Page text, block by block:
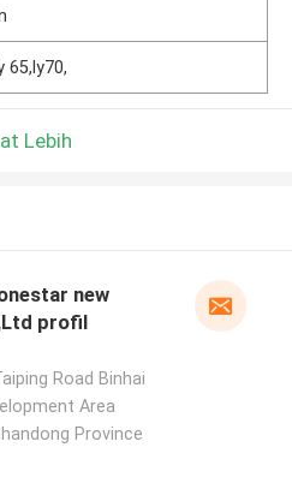
65,ly70,
Lebih
new
profil
Road Binhai
Area
Province